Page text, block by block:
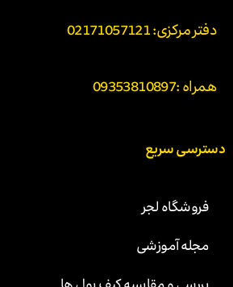
دفتر مرکزی: 02171057121
همراه :09353810897
دسترسی سریع
فروشگاه لجر
مجله آموزشی
بررسی و مقایسه کیف پول ها